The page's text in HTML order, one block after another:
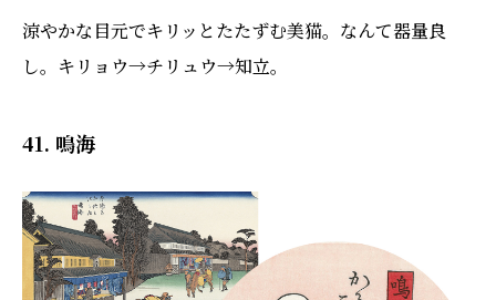
涼やかな目元でキリッとたたずむ美猫。なんて器量良
し。キリョウ→チリュウ→知立。
41. 鳴海